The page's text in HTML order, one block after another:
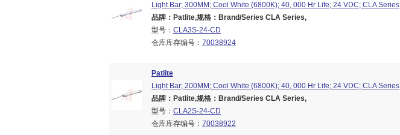
Light Bar; 300MM; Cool White (6800K); 40, 000 Hr Life; 24 VDC; CLA Series
品牌：Patlite,规格：Brand/Series CLA Series,
型号： CLA3S-24-CD
仓库库存编号： 70038924
Patlite
Light Bar; 200MM; Cool White (6800K); 40, 000 Hr Life; 24 VDC; CLA Series
品牌：Patlite,规格：Brand/Series CLA Series,
型号： CLA2S-24-CD
仓库库存编号： 70038922